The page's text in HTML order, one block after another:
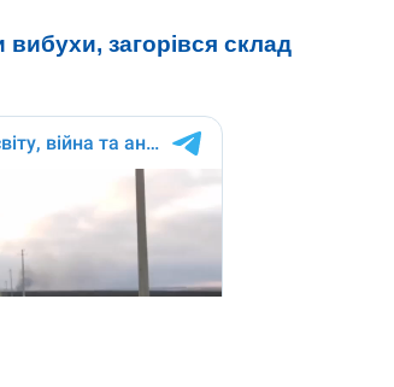
загорівся склад